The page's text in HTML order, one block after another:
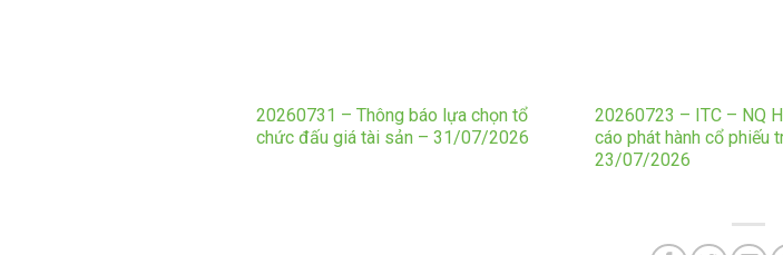
20260731 – Thông báo lựa chọn tổ
chức đấu giá tài sản – 31/07/2026
20260723 – ITC – NQ
cáo phát hành cổ phiếu
23/07/2026